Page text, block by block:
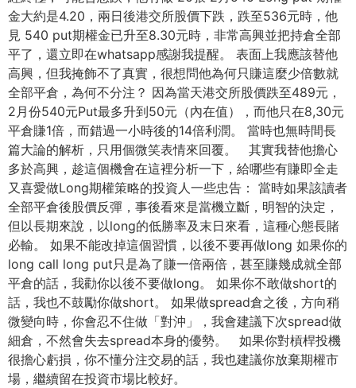
金大約是4.20，兩日後港交所股價下跌，跌至536元時，他
見 540 put期權金已升至8.30元時，非常高興並把持倉全部
平了，還立即在whatsapp感謝我提醒。 表面上我應該替他
高興，但我掩飾不了真實，很想問他為何只賺這麼少倍數就
全部平倉，為何不分注？ 因為當天港交所股價跌至489元，
2月份540元Put最多升到50元（內在值），而他只在8,30元
平倉賺1倍，而錯過一小時後的14倍利潤。 當時也無時間長
篇大論的解析，只用個微笑表情來回覆。 其實我替他擔心
多於高興，趁這個機會在這裡分析一下，給哪些有賺即全走
又喜愛做Long期權策略的投資人一些忠告： 當時如果該讀者
全部平倉後股價反彈，事後看來是當機立斷，明智的決定，
但以長期來說，以long的低勝率及末日來看，這種心態長賭
必輸。 如果不能改掉這個習慣，以後不要再做long 如果你的
long call long put只是為了賺一倍兩倍，甚至賺幾成就全部
平倉的話，我勸你以後不要做long。 如果你不敢做short的
話，我也不鼓勵你做short。 如果做spread倉之後，方向稍
微變向時，你會忍不住做「對沖」，我會建議下次spread做
細倉，不然會失去spread本身的優勢。 如果你對槓桿投機
很擔心虧損，你不懂分注交易的話，我也建議你放棄期權市
場，繼續留在投資市場比較好。